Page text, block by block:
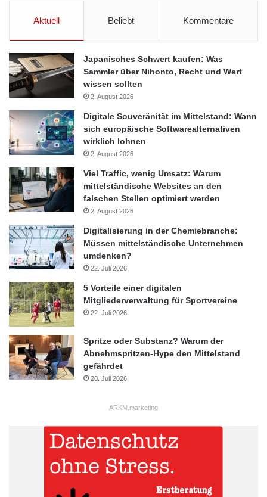
Aktuell Beliebt Kommentare
Japanisches Schwert kaufen: Was
Sammler über Nihonto, Recht und Wert
wissen sollten
2. August 2026
Digitale Souveränität im Mittelstand: Wann
sich europäische Softwarealternativen
wirklich lohnen
2. August 2026
Viel Traffic, wenig Umsatz: Warum
mittelständische Websites an den
falschen Stellen optimiert werden
2. August 2026
Digitalisierung in der Chemiebranche:
Müssen mittelständische Unternehmen
umdenken?
22. Juli 2026
5 Vorteile einer digitalen
Mitgliederverwaltung für Sportvereine
22. Juli 2026
Spritze oder Substanz? Warum der
Abnehmspritzen-Hype den Mittelstand
gefährdet
20. Juli 2026
ARKM.marketing